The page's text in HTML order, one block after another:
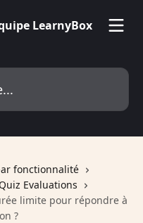
fonctionnalité
Evaluations
limite pour répondre à
?